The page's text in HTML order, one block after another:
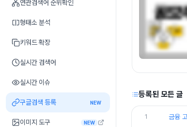
연관검색어 순위확인
형태소 분석
키워드 확장
실시간 검색어
실시간 이슈
구글검색 등록 NEW
이미지 도구 NEW
등록된 모든 글
1 금융